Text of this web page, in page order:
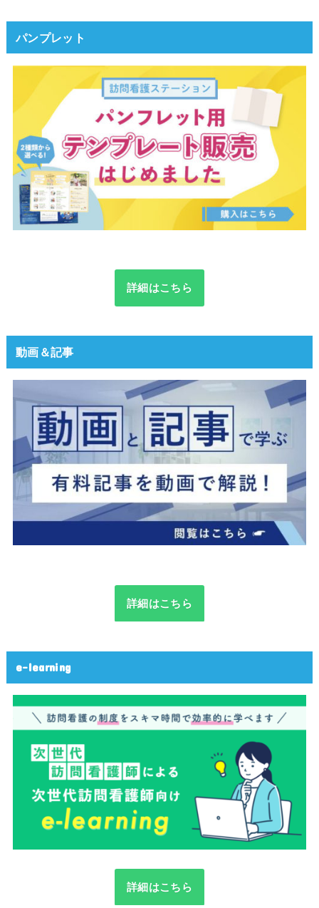
パンプレット
詳細はこちら
動画＆記事
詳細はこちら
e-learning
詳細はこちら